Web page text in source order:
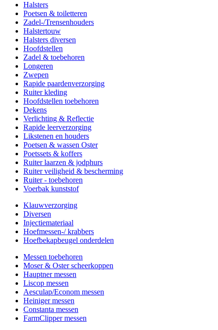
Halsters
Poetsen & toiletteren
Zadel-/Trensenhouders
Halstertouw
Halsters diversen
Hoofdstellen
Zadel & toebehoren
Longeren
Zwepen
Rapide paardenverzorging
Ruiter kleding
Hoofdstellen toebehoren
Dekens
Verlichting & Reflectie
Rapide leerverzorging
Likstenen en houders
Poetsen & wassen Oster
Poetssets & koffers
Ruiter laarzen & jodphurs
Ruiter veiligheid & bescherming
Ruiter - toebehoren
Voerbak kunststof
Klauwverzorging
Diversen
Injectiemateriaal
Hoefmessen-/ krabbers
Hoefbekapbeugel onderdelen
Messen toebehoren
Moser & Oster scheerkoppen
Hauptner messen
Liscop messen
Aesculap/Econom messen
Heiniger messen
Constanta messen
FarmClipper messen